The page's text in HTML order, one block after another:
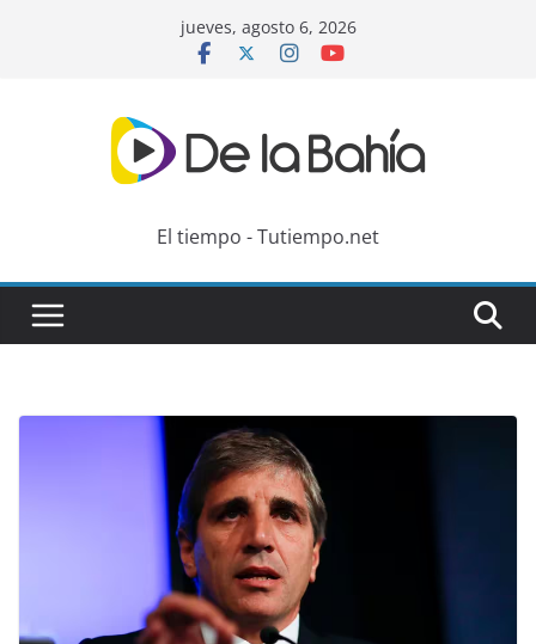
jueves, agosto 6, 2026
El tiempo - Tutiempo.net